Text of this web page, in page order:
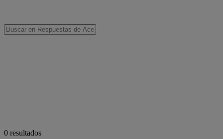
0 resultados